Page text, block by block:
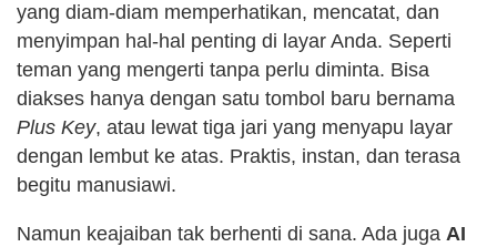
yang diam-diam memperhatikan, mencatat, dan
menyimpan hal-hal penting di layar Anda. Seperti
teman yang mengerti tanpa perlu diminta. Bisa
diakses hanya dengan satu tombol baru bernama
Plus Key, atau lewat tiga jari yang menyapu layar
dengan lembut ke atas. Praktis, instan, dan terasa
begitu manusiawi.
Namun keajaiban tak berhenti di sana. Ada juga AI